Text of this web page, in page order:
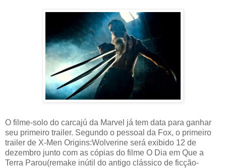
O filme-solo do carcajú da Marvel já tem data para ganhar
seu primeiro trailer. Segundo o pessoal da Fox, o primeiro
trailer de X-Men Origins:Wolverine será exibido 12 de
dezembro junto com as cópias do filme O Dia em Que a
Terra Parou(remake inútil do antigo clássico de ficção-